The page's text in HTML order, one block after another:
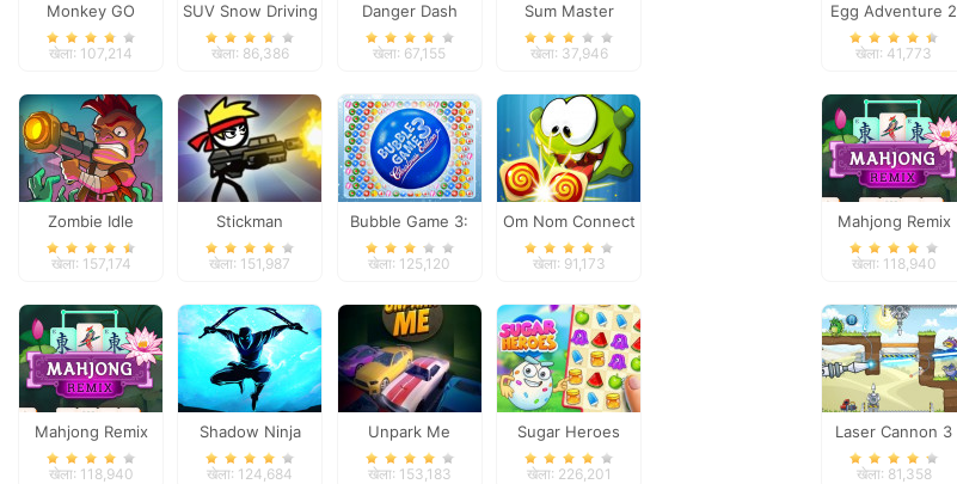
Monkey GO
Happy: Stage 3
खेला: 107,214
SUV Snow Driving
3d
खेला: 86,386
Danger Dash
खेला: 67,155
Sum Master
खेला: 37,946
Zombie Idle
Defense Online
खेला: 157,174
Stickman
Peacekeeper
खेला: 151,987
Bubble Game 3:
Christmas Edition
खेला: 125,120
Om Nom Connect
Classic
खेला: 91,173
Mahjong Remix
खेला: 118,940
Shadow Ninja
Revenge
खेला: 124,684
Unpark Me
खेला: 153,183
Sugar Heroes
खेला: 226,201
Egg Adventure 2
खेला: 41,773
Mahjong Remix
खेला: 118,940
Laser Cannon 3
खेला: 81,358